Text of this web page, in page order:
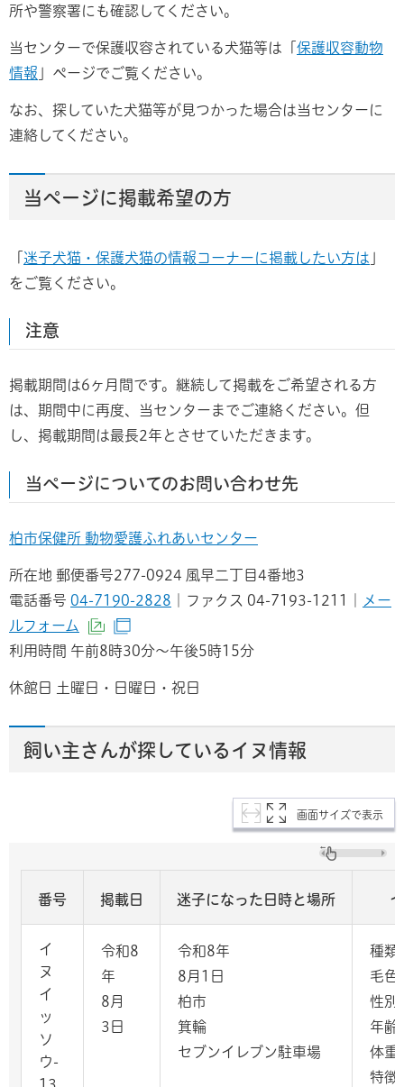
所や警察署にも確認してください。
当センターで保護収容されている犬猫等は「 保護収容動物
情報 」ページでご覧ください。
なお、探していた犬猫等が見つかった場合は当センターに
連絡してください。
当ページに掲載希望の方
迷子犬猫・保護犬猫の情報コーナーに掲載したい方は 」
をご覧ください。
注意
掲載期間は6ヶ月間です。継続して掲載をご希望される方
は、期間中に再度、当センターまでご連絡ください。但
し、掲載期間は最長2年とさせていただきます。
当ページについてのお問い合わせ先
柏市保健所 動物愛護ふれあいセンター
所在地 郵便番号277-0924 風早二丁目4番地3
電話番号 04-7190-2828 ｜ファクス 04-7193-1211｜
メー
ルフォーム
（外部サイトへリンク）
利用時間 午前8時30分～午後5時15分
休館日 土曜日・日曜日・祝日
飼い主さんが探しているイヌ情報
画面サイズで表示
番号 掲載日 迷子になった日時と場所
イ
ヌ
イ
ッ
ソ
ウ-
13
令和8
年
8月
3日
令和8年
8月1日
柏市
箕輪
セブンイレブン駐車場
種類
毛色
性別
年齢
体重
特徴